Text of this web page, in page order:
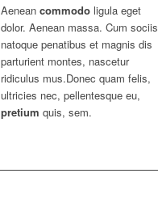
Aenean commodo ligula eget
dolor. Aenean massa. Cum sociis
natoque penatibus et magnis dis
parturient montes, nascetur
ridiculus mus.Donec quam felis,
ultricies nec, pellentesque eu,
pretium quis, sem.